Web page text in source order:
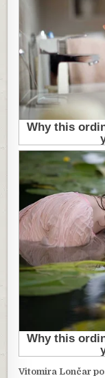
Vitomira Lončar